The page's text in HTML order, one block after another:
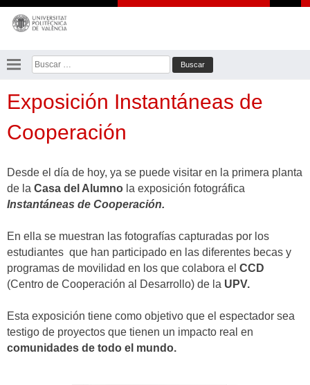
Saltar
contenido
Buscar:
Exposición Instantáneas de
Cooperación
Desde el día de hoy, ya se puede visitar en la primera planta
de la Casa del Alumno la exposición fotográfica
Instantáneas de Cooperación.
En ella se muestran las fotografías capturadas por los
estudiantes que han participado en las diferentes becas y
programas de movilidad en los que colabora el CCD
(Centro de Cooperación al Desarrollo) de la UPV.
Esta exposición tiene como objetivo que el espectador sea
testigo de proyectos que tienen un impacto real en
comunidades de todo el mundo.